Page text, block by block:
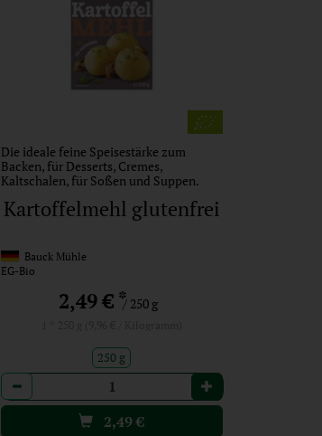
Die ideale feine Speisestärke zum
Backen, für Desserts, Cremes,
Kaltschalen, für Soßen und Suppen.
Kartoffelmehl glutenfrei
Bauck Mühle
EG-Bio
2,49 €*/ 250 g
250 g
Anzahl
2,49€